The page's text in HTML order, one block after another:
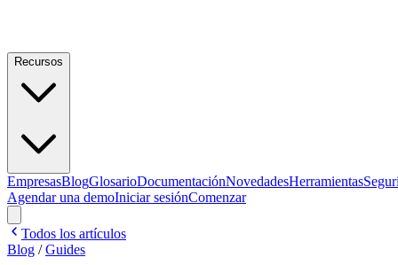
Recursos
EmpresasBlogGlosarioDocumentaciónNovedadesHerramientas
Agendar una demoIniciar sesiónComenzar
Todos los artículos
Blog /Guides